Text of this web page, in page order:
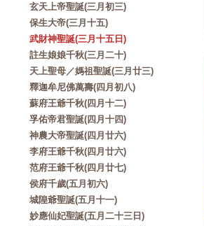
玄天上帝聖誕(三月初三)
保生大帝(三月十五)
武財神聖誕(三月十五日)
註生娘娘千秋(三月二十)
天上聖母／媽祖聖誕(三月廿三)
釋迦牟尼佛萬壽(四月初八)
蘇府王爺千秋(四月十二)
孚佑帝君聖誕(四月十四)
神農大帝聖誕(四月廿六)
李府王爺千秋(四月廿六)
范府王爺千秋(四月廿七)
侯府千歲(五月初六)
城隍爺聖誕(五月十一)
妙應仙妃聖誕(五月二十三日)